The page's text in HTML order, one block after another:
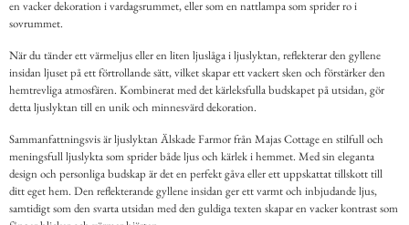
en vacker dekoration i vardagsrummet, eller som en nattlampa som sprider ro i
sovrummet.
När du tänder ett värmeljus eller en liten ljuslåga i ljuslyktan, reflekterar den gyllene
insidan ljuset på ett förtrollande sätt, vilket skapar ett vackert sken och förstärker den
hemtrevliga atmosfären. Kombinerat med det kärleksfulla budskapet på utsidan, gör
detta ljuslyktan till en unik och minnesvärd dekoration.
Sammanfattningsvis är ljuslyktan Älskade Farmor från Majas Cottage en stilfull och
meningsfull ljuslykta som sprider både ljus och kärlek i hemmet. Med sin eleganta
design och personliga budskap är det en perfekt gåva eller ett uppskattat tillskott till
ditt eget hem. Den reflekterande gyllene insidan ger ett varmt och inbjudande ljus,
samtidigt som den svarta utsidan med den guldiga texten skapar en vacker kontrast som